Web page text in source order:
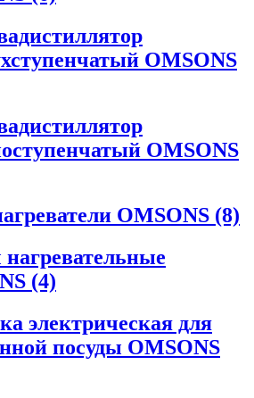
OMSONS
OMSONS
OMSONS (8)
(4)
электрическая для
посуды OMSONS